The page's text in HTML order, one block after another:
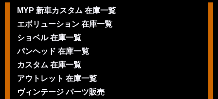
MYP 新車カスタム 在庫一覧
エボリューション 在庫一覧
ショベル 在庫一覧
パンヘッド 在庫一覧
カスタム 在庫一覧
アウトレット 在庫一覧
ヴィンテージ パーツ販売